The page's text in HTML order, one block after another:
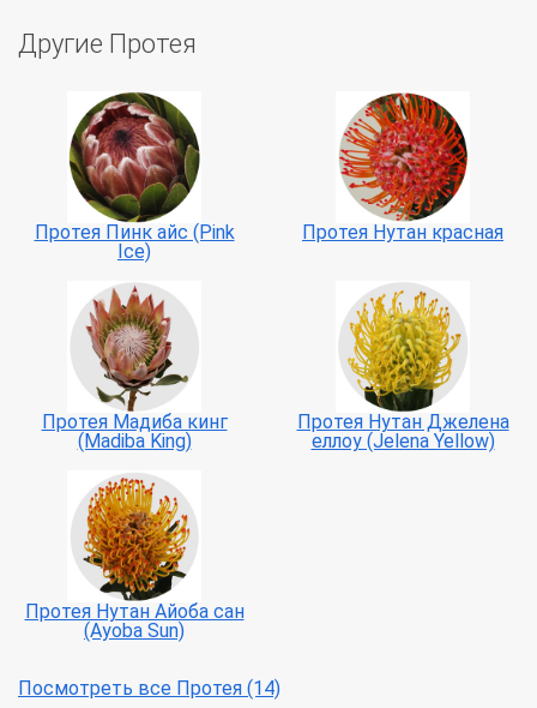
Другие Протея
Протея Пинк айс (Pink
Ice)
Протея Нутан красная
Протея Мадиба кинг
(Madiba King)
Протея Нутан Джелена
еллоу (Jelena Yellow)
Протея Нутан Айоба сан
(Ayoba Sun)
Посмотреть все Протея (14)